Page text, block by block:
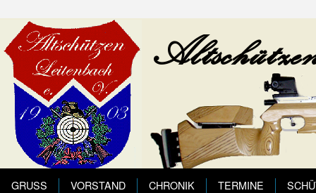
GRUSS VORSTAND CHRONIK TERMINE